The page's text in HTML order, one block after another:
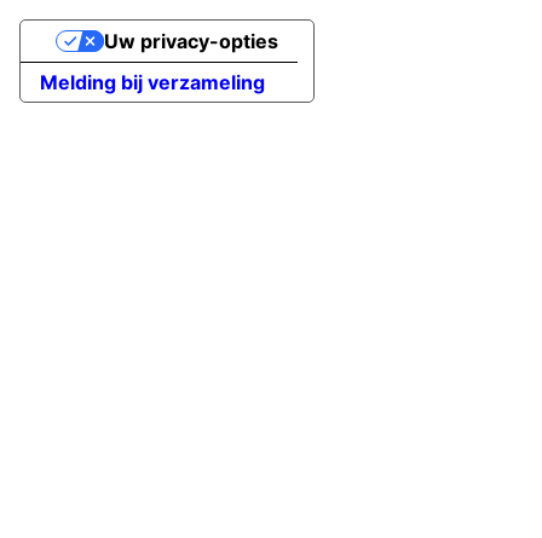
Melding bij verzameling
Uw privacy-opties